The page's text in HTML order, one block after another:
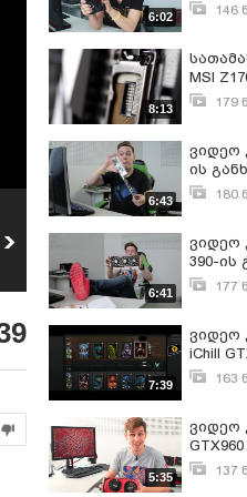
ვიდეო კარტის
Inno3D iChill GTX 950-
ის განხილვა
ნახვა
6:02 146
8:13
MSI
179
6:43
ვიდეო
ის
180
6:41
ვიდეო
390-ის
177
7:39
ვიდეო
iChill
163
5:35
ვიდეო
137